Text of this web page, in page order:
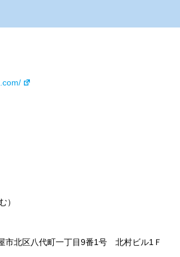
）
市北区八代町一丁目9番1号 北村ビル1Ｆ